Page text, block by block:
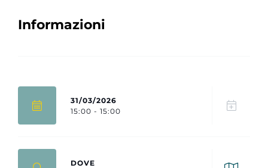
Informazioni
31/03/2026
15:00 - 15:00
DOVE